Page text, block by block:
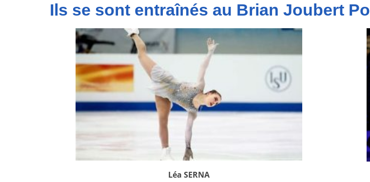
Poitiers
Glace
enseignement
quotidien
patinage
Ils se sont entraînés au Brian Joubert
Léa SERNA